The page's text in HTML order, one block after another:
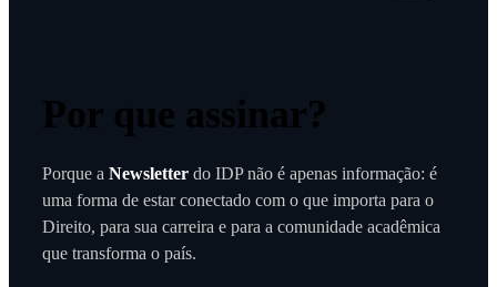
Por que assinar?
Porque a Newsletter do IDP não é apenas informação: é
uma forma de estar conectado com o que importa para o
Direito, para sua carreira e para a comunidade acadêmica
que transforma o país.